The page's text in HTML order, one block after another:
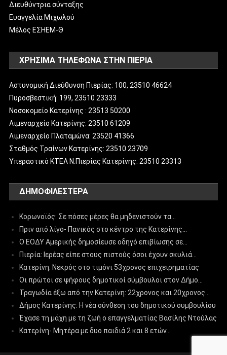
Διευθύντρια σύνταξης
Ευαγγελία Μιχωλού
Μέλος ΕΣΗΕΜ-Θ
ΧΡΗΣΙΜΑ ΤΗΛΕΦΩΝΑ ΣΤΗΝ ΠΙΕΡΙΑ
Αστυνομική Διεύθυνση Πιερίας: 100, 23510 46624
Πυροσβεστική: 199, 23510 23333
Νοσοκομείο Κατερίνης : 23513 50200
Λιμεναρχείο Κατερίνης: 23510 61209
Λιμεναρχείο Πλαταμώνα: 23520 41366
Σταθμός Τραίνων Κατερίνης: 23510 23709
Υπεραστικό ΚΤΕΛ Ν.Πιερίας Κατερίνης: 23510 23313
ΔΗΜΟΦΙΛΈΣΤΕΡΑ
Κορωνοϊός: Σε πόσες μέρες θα μηδενιστούν τα…
Πριν από λίγο- Πανικός στο κέντρο της Κατερίνης…
Ο ΕΟΔΥ Αμερικής δημοσίευσε οδηγό επιβίωσης σε…
Πιερία: Ιερέας είπε στους πιστούς όσοι έχουν σκυλιά…
Κατερίνη: Νεκρός στο τιμόνι 53χρονος επιχειρηματίας
Οι πρώτοι σε ψήφους δημοτικοί σύμβουλοι στον Δήμο…
Τραγωδία έξω από την Κατερίνη: 22χρονος και 20χρονος…
Δήμος Κατερίνης: Η νέα σύνθεση του δημοτικού συμβουλίου
Έχασε τη μάχη με τη ζωή ο επαγγελματίας Βασίλης Ντούλας
Κατερίνη- Μητέρα με δυο παιδιά 2 και 8 ετών…